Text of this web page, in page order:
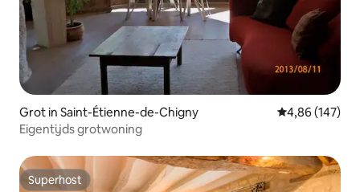
Grot in Saint-Étienne-de-Chigny Gemiddelde
4,86 (147)
Eigentijds grotwoning
Superhost
Superhost